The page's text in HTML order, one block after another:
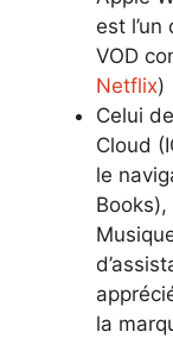
est
VOD
Netflix)
Celui
Cloud
le
la